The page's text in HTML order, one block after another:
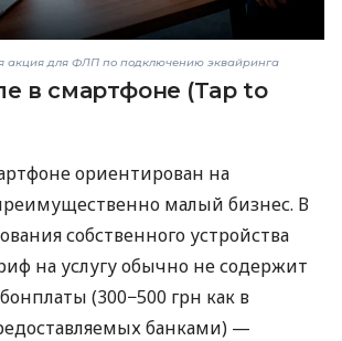
акция для ФЛП по подключению эквайринга
в смартфоне (Tap to
ориентирован на
малый бизнес. В
собственного устройства
на услугу обычно не содержит
(300−500 грн как в
банками) —